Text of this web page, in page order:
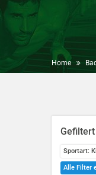
Home
Sportart:
Alle Filter